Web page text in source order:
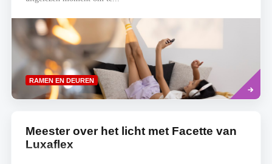
RAMEN EN DEUREN
more
Meester over het licht met Facette van
Luxaflex